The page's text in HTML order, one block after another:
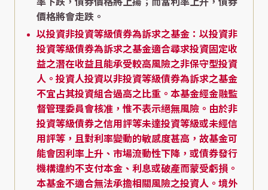
率下跌，債券價格將上揚；而當利率上升，債券
價格將會走跌。
以投資非投資等級債券為訴求之基金：以投資非
投資等級債券為訴求之基金適合尋求投資固定收
益之潛在收益且能承受較高風險之非保守型投資
人。投資人投資以非投資等級債券為訴求之基金
不宜占其投資組合過高之比重。本基金經金融監
督管理委員會核准，惟不表示絕無風險。由於非
投資等級債券之信用評等未達投資等級或未經信
用評等，且對利率變動的敏感度甚高，故基金可
能會因利率上升、市場流動性下降，或債券發行
機構違約不支付本金、利息或破產而蒙受虧損。
本基金不適合無法承擔相關風險之投資人。境外